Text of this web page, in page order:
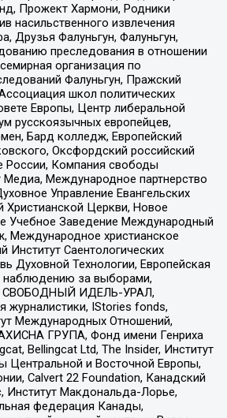
Прожект Хармони, Родники
насильственного извлечения
Друзья Фалуньгун, Фалуньгун,
преследования в отношении
организация по
Фалуньгун, Пражский
школ политических
Европы, Центр либеральной
русскоязычных европейцев,
Бард колледж, Европейский
Оксфордский российский
Компания свободы
Международное партнерство
Управление Евангельских
Христианской Церкви, Новое
Учебное Заведение Международный
Международное христианское
Институт Саентологических
Духовной Технологии, Европейская
наблюдению за выборами,
СВОБОДНЫЙ ИДЕЛЬ-УРАЛ,
журналистики, IStories fonds,
Международных Отношений,
ГРУПА, Фонд имени Генриха
Bellingcat Ltd, The Insider, Институт
Центральной и Восточной Европы,
Calvert 22 Foundation, Канадский
Институт Макдональда-Лорье,
федерация Канады,